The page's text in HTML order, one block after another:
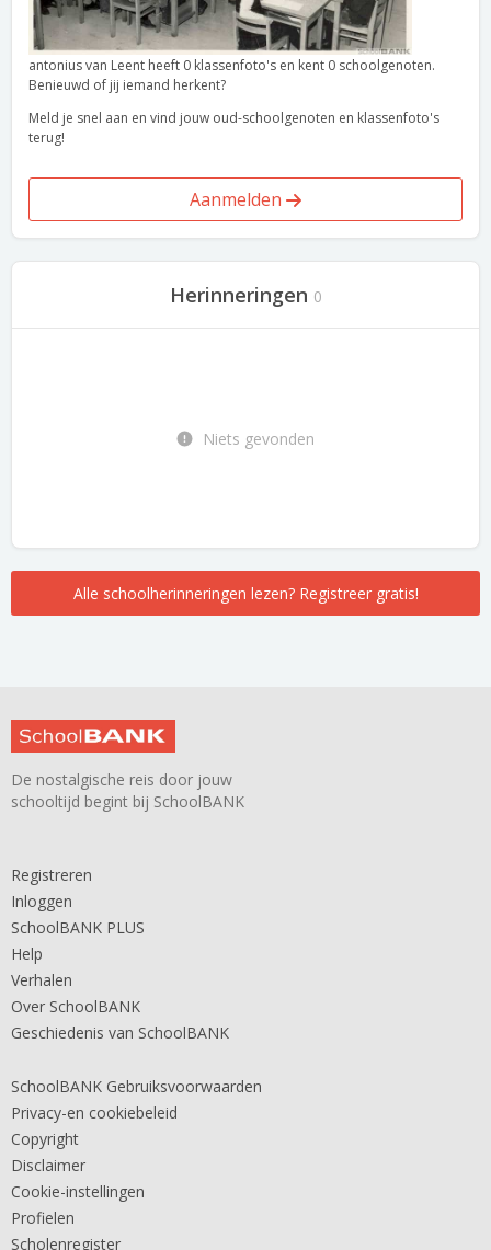
antonius van Leent heeft 0 klassenfoto's en kent 0 schoolgenoten.
Benieuwd of jij iemand herkent?
Meld je snel aan en vind jouw oud-schoolgenoten en klassenfoto's
terug!
Aanmelden
Herinneringen 0
Niets gevonden
Alle schoolherinneringen lezen? Registreer gratis!
De nostalgische reis door jouw
schooltijd begint bij SchoolBANK
Registreren
Inloggen
SchoolBANK PLUS
Help
Verhalen
Over SchoolBANK
Geschiedenis van SchoolBANK
SchoolBANK Gebruiksvoorwaarden
Privacy-en cookiebeleid
Copyright
Disclaimer
Cookie-instellingen
Profielen
Scholenregister